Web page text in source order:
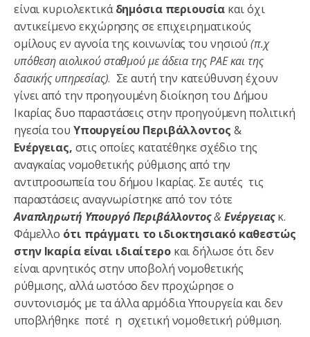
είναι κυριολεκτικάδημόσια περιουσία και όχι
αντικείμενο εκχώρησης σε επιχειρηματικούς
ομίλους εν αγνοία της κοινωνίας του νησιού(π.χ
υπόθεση αιολικού σταθμού με άδεια της ΡΑΕ και της
δασικής υπηρεσίας). Σε αυτή την κατεύθυνση έχουν
γίνει από την προηγουμένη διοίκηση του Δήμου
Ικαρίας δυο παραστάσεις στην προηγούμενη πολιτική
ηγεσία του Υπουργείου Περιβάλλοντος &
Ενέργειας, στις οποίες κατατέθηκε σχέδιο της
αναγκαίας νομοθετικής ρύθμισης από την
αντιπροσωπεία του δήμου Ικαρίας. Σε αυτές τις
παραστάσεις αναγνωρίστηκε από τον τότε
Αναπληρωτή Υπουργό Περιβάλλοντος& Ενέργειας κ.
Φάμελλο ότι πράγματι το ιδιοκτησιακό καθεστώς
στην Ικαρία είναι ιδιαίτεροκαι δήλωσε ότι δεν
είναι αρνητικός στην υποβολή νομοθετικής
ρύθμισης, αλλά ωστόσο δεν προχώρησε ο
συντονισμός με τα άλλα αρμόδια Υπουργεία και δεν
υποβλήθηκε ποτέ η σχετική νομοθετική ρύθμιση.